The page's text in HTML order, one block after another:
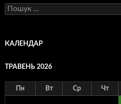
Пошук:
КАЛЕНДАР
ТРАВЕНЬ 2026
Пн Вт Ср Чт